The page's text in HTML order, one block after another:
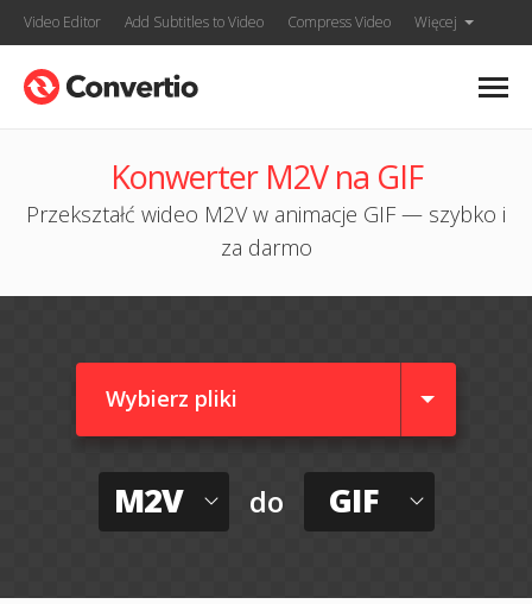
Video Editor Add Subtitles to Video Compress Video Więcej
Konwerter M2V na GIF
Przekształć wideo M2V w animacje GIF — szybko i
za darmo
Wybierz pliki
M2V do GIF